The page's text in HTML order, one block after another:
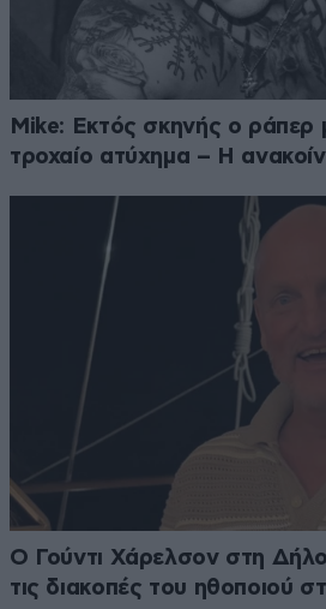
Mike: Εκτός σκηνής ο
τροχαίο ατύχημα – Η
Ο Γούντι Χάρελσον στη
τις διακοπές του ηθοποιού